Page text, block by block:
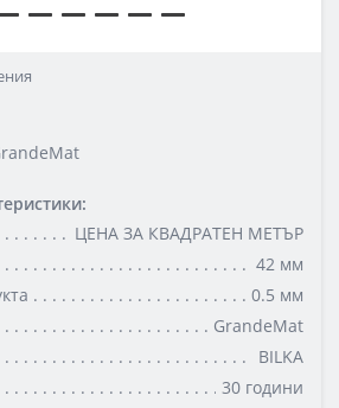
ЦЕНА ЗА КВАДРАТЕН МЕТЪР
42 мм
0.5 мм
GrandeMat
BILKA
30 години